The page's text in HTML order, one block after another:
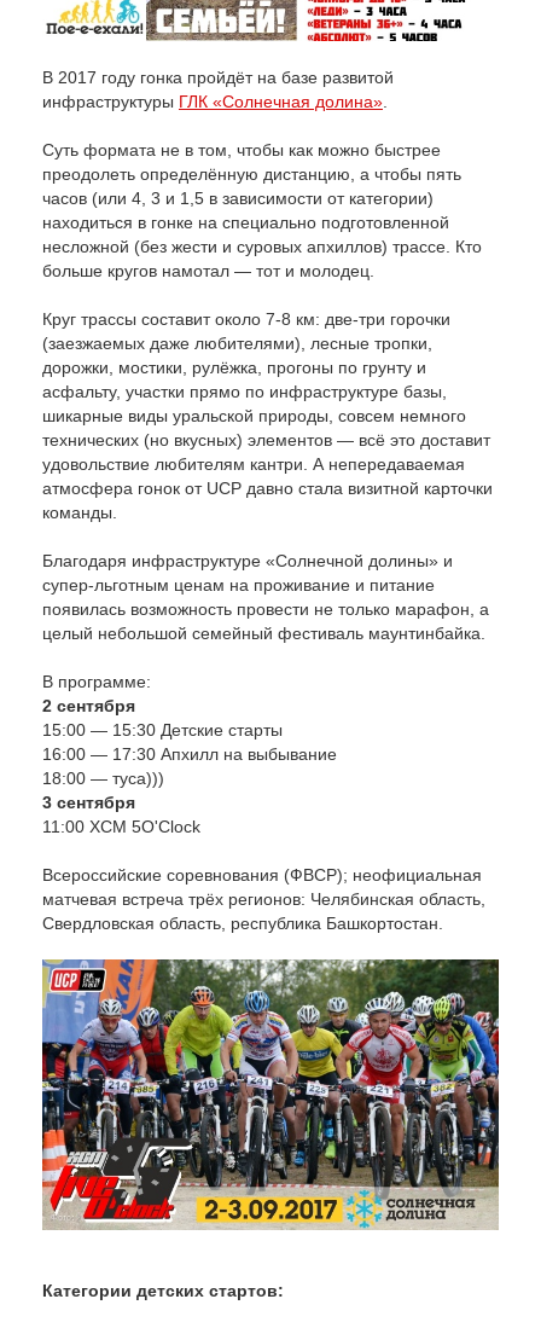
В 2017 году гонка пройдёт на базе развитой
инфраструктуры ГЛК «Солнечная долина».
Суть формата не в том, чтобы как можно быстрее
преодолеть определённую дистанцию, а чтобы пять
часов (или 4, 3 и 1,5 в зависимости от категории)
находиться в гонке на специально подготовленной
несложной (без жести и суровых апхиллов) трассе. Кто
больше кругов намотал — тот и молодец.
Круг трассы составит около 7-8 км: две-три горочки
(заезжаемых даже любителями), лесные тропки,
дорожки, мостики, рулёжка, прогоны по грунту и
асфальту, участки прямо по инфраструктуре базы,
шикарные виды уральской природы, совсем немного
технических (но вкусных) элементов — всё это доставит
удовольствие любителям кантри. А непередаваемая
атмосфера гонок от UCP давно стала визитной карточки
команды.
Благодаря инфраструктуре «Солнечной долины» и
супер-льготным ценам на проживание и питание
появилась возможность провести не только марафон, а
целый небольшой семейный фестиваль маунтинбайка.
В программе:
2 сентября
15:00 — 15:30 Детские старты
16:00 — 17:30 Апхилл на выбывание
18:00 — туса)))
3 сентября
11:00 XCM 5O'Clock
Всероссийские соревнования (ФВСР); неофициальная
матчевая встреча трёх регионов: Челябинская область,
Свердловская область, республика Башкортостан.
Категории детских стартов: